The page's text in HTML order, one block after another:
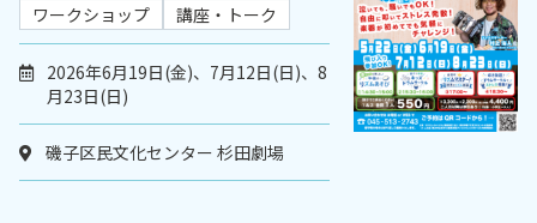
ワークショップ
講座・トーク
2026年6月19日(金)、7月12日(日)、8
月23日(日)
磯子区民文化センター 杉田劇場